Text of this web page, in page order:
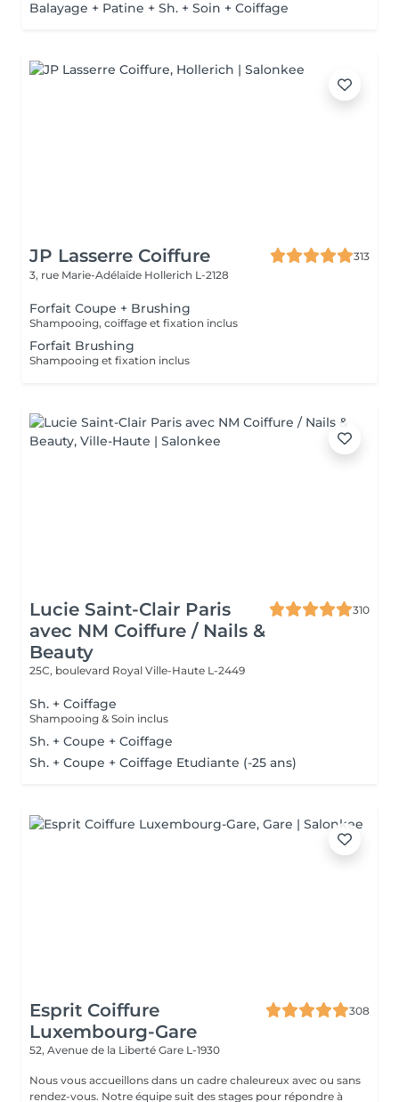
Balayage + Patine + Sh. + Soin + Coiffage
JP Lasserre Coiffure
313
3, rue Marie-Adélaïde Hollerich L-2128
Forfait Coupe + Brushing
Shampooing, coiffage et fixation inclus
Forfait Brushing
Shampooing et fixation inclus
Lucie Saint-Clair Paris
avec NM Coiffure / Nails &
Beauty
310
25C, boulevard Royal Ville-Haute L-2449
Sh. + Coiffage
Shampooing & Soin inclus
Sh. + Coupe + Coiffage
Sh. + Coupe + Coiffage Etudiante (-25 ans)
Esprit Coiffure
Luxembourg-Gare
308
52, Avenue de la Liberté Gare L-1930
Nous vous accueillons dans un cadre chaleureux avec ou sans
rendez-vous. Notre équipe suit des stages pour répondre à